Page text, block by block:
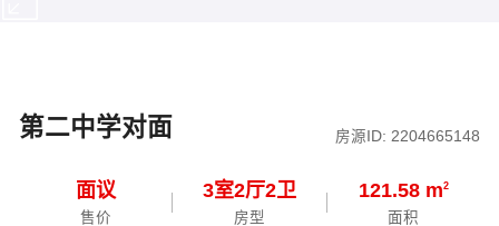
第二中学对面 房源ID: 2204665148
面议
售价
3室2厅2卫
房型
121.58 m2
面积